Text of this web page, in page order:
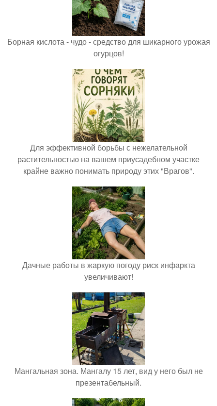
Борная кислота - чудо - средство для шикарного урожая
огурцов!
Для эффективной борьбы с нежелательной
растительностью на вашем приусадебном участке
крайне важно понимать природу этих "Врагов".
Дачные работы в жаркую погоду риск инфаркта
увеличивают!
Мангальная зона. Мангалу 15 лет, вид у него был не
презентабельный.